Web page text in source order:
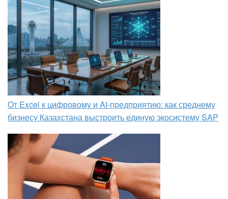
От Excel к цифровому и AI‑предприятию: как среднему
бизнесу Казахстана выстроить единую экосистему SAP